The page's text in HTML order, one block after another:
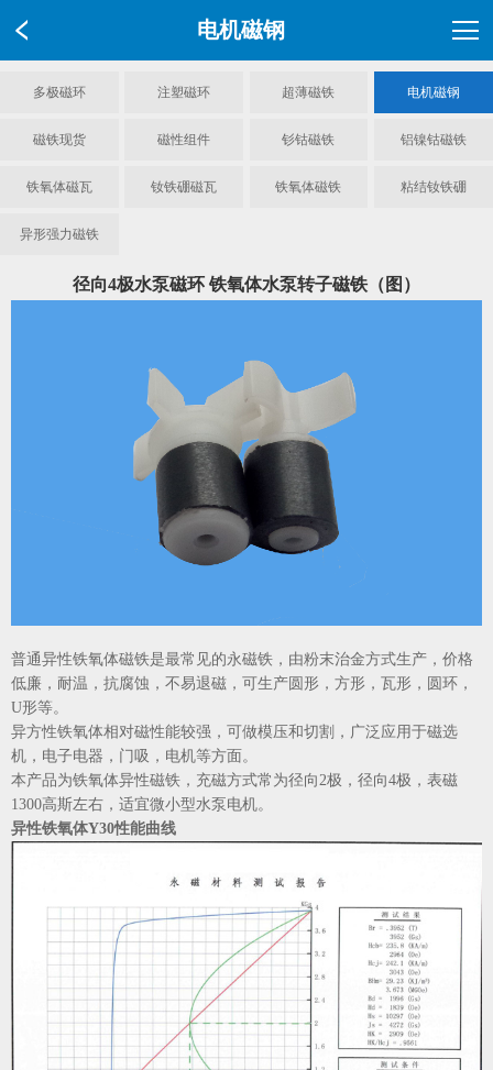
电机磁钢
多极磁环 注塑磁环 超薄磁铁 电机磁钢
磁铁现货 磁性组件 钐钴磁铁 铝镍钴磁铁
铁氧体磁瓦 钕铁硼磁瓦 铁氧体磁铁 粘结钕铁硼
异形强力磁铁
径向4极水泵磁环 铁氧体水泵转子磁铁（图）
普通异性铁氧体磁铁是最常见的永磁铁，由粉末治金方式生产，价格
低廉，耐温，抗腐蚀，不易退磁，可生产圆形，方形，瓦形，圆环，
U形等。
异方性铁氧体相对磁性能较强，可做模压和切割，广泛应用于磁选
机，电子电器，门吸，电机等方面。
本产品为铁氧体异性磁铁，充磁方式常为径向2极，径向4极，表磁
1300高斯左右，适宜微小型水泵电机。
异性铁氧体Y30性能曲线